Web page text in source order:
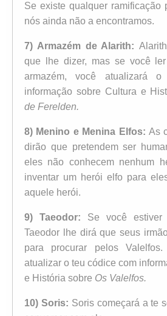
Se existe qualquer ramificação
nós ainda não a encontramos.
7) Armazém de Alarith:
que lhe dizer, mas se você
armazém, você atualizará
informação sobre Cultura e
de Ferelden.
8) Menino e Menina Elfos: As
dirão que pretendem ser
eles não conhecem nenhum
inventar um herói elfo para
aquele herói.
9) Taeodor: Se você estiver
Taeodor lhe dirá que seus
para procurar pelos
atualizar o teu códice com
e História sobre Os Valelfos.
10) Soris: Soris começará a te